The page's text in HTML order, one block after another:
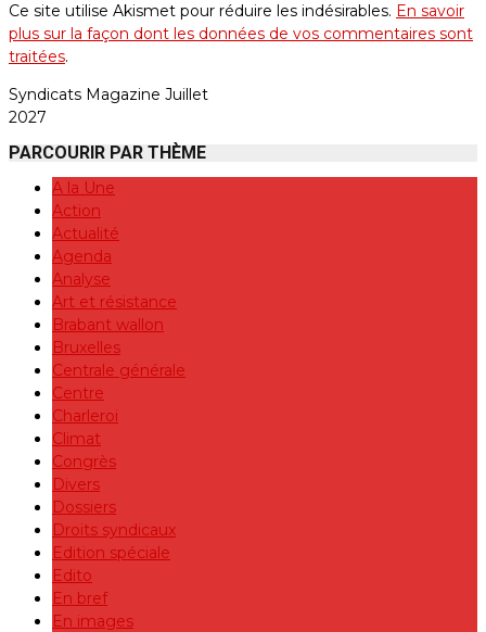
Ce site utilise Akismet pour réduire les indésirables. En savoir
plus sur la façon dont les données de vos commentaires sont
traitées.
Syndicats Magazine Juillet
2027
PARCOURIR PAR THÈME
A la Une
Action
Actualité
Agenda
Analyse
Art et résistance
Brabant wallon
Bruxelles
Centrale générale
Centre
Charleroi
Climat
Congrès
Divers
Dossiers
Droits syndicaux
Edition spéciale
Edito
En bref
En images